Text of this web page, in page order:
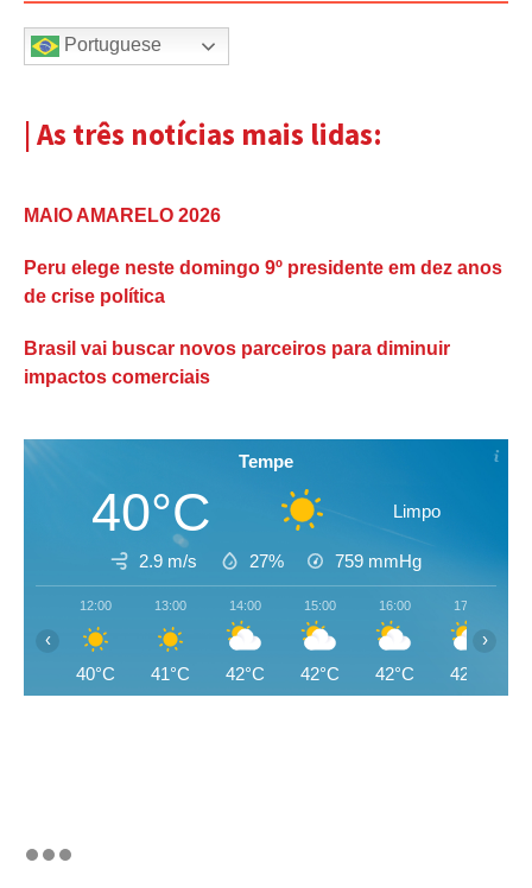
Portuguese
| As três notícias mais lidas:
MAIO AMARELO 2026
Peru elege neste domingo 9º presidente em dez anos
de crise política
Brasil vai buscar novos parceiros para diminuir
impactos comerciais
Tempe
40°C Limpo
2.9 m/s 27% 759 mmHg
12:00
40°C
13:00
41°C
14:00
42°C
15:00
42°C
16:00
42°C
17:00
42°C
‹ ›